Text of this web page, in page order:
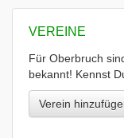
VEREINE
Für Oberbruch
bekannt! Kennst
Verein